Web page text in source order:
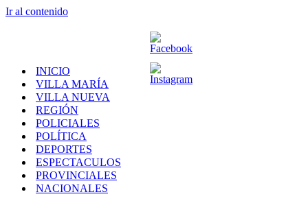
Ir al contenido
INICIO
VILLA MARÍA
VILLA NUEVA
REGIÓN
POLICIALES
POLÍTICA
DEPORTES
ESPECTACULOS
PROVINCIALES
NACIONALES